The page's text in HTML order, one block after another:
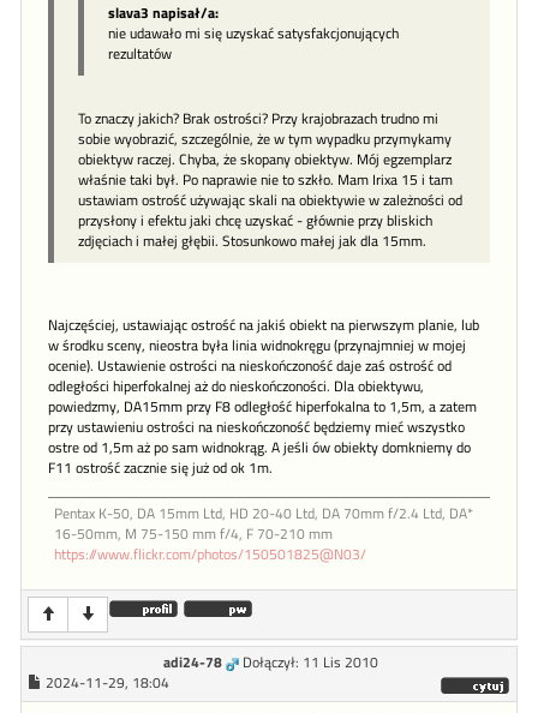
slava3 napisał/a:
nie udawało mi się uzyskać satysfakcjonujących
rezultatów
To znaczy jakich? Brak ostrości? Przy krajobrazach trudno mi
sobie wyobrazić, szczególnie, że w tym wypadku przymykamy
obiektyw raczej. Chyba, że skopany obiektyw. Mój egzemplarz
właśnie taki był. Po naprawie nie to szkło. Mam Irixa 15 i tam
ustawiam ostrość używając skali na obiektywie w zależności od
przysłony i efektu jaki chcę uzyskać - głównie przy bliskich
zdjęciach i małej głębii. Stosunkowo małej jak dla 15mm.
Najczęściej, ustawiając ostrość na jakiś obiekt na pierwszym planie, lub
w środku sceny, nieostra była linia widnokręgu (przynajmniej w mojej
ocenie). Ustawienie ostrości na nieskończoność daje zaś ostrość od
odległości hiperfokalnej aż do nieskończoności. Dla obiektywu,
powiedzmy, DA15mm przy F8 odległość hiperfokalna to 1,5m, a zatem
przy ustawieniu ostrości na nieskończoność będziemy mieć wszystko
ostre od 1,5m aż po sam widnokrąg. A jeśli ów obiekty domkniemy do
F11 ostrość zacznie się już od ok 1m.
Pentax K-50, DA 15mm Ltd, HD 20-40 Ltd, DA 70mm f/2.4 Ltd, DA*
16-50mm, M 75-150 mm f/4, F 70-210 mm
https://www.flickr.com/photos/150501825@N03/
adi24-78
Dołączył: 11 Lis 2010
2024-11-29, 18:04